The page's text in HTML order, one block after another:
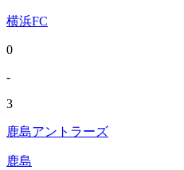
横浜FC
0
-
3
鹿島アントラーズ
鹿島